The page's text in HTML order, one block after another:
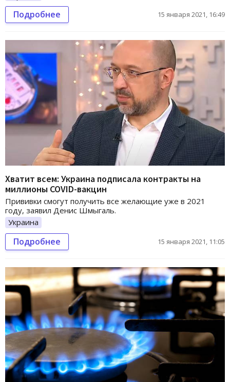
Подробнее 15 января 2021, 16:49
Хватит всем: Украина подписала контракты на
миллионы COVID-вакцин
Прививки смогут получить все желающие уже в 2021
году, заявил Денис Шмыгаль.
Украина
Подробнее 15 января 2021, 11:05